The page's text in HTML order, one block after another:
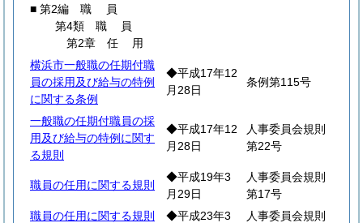
■ 第2編 職
員
第4類 職
員
第2章 任
用
横浜市一般職の任期付職
員の採用及び給与の特例
に関する条例
◆平成17年12
月28日
条例第115号
一般職の任期付職員の採
用及び給与の特例に関す
る規則
◆平成17年12
月28日
人事委員会規則
第22号
職員の任用に関する規則
◆平成19年3
月29日
人事委員会規則
第17号
職員の任用に関する規則
◆平成23年3
人事委員会規則